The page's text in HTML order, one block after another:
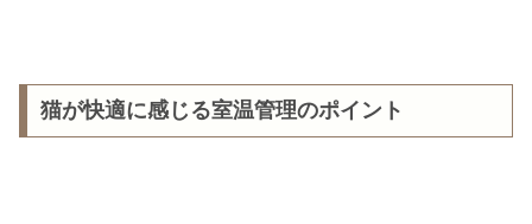
猫が快適に感じる室温管理のポイント